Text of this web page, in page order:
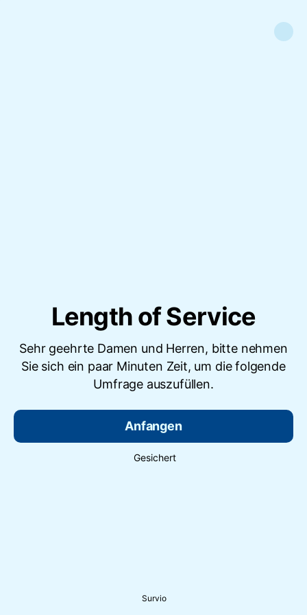
Length of Service
Sehr geehrte Damen und Herren, bitte nehmen
Sie sich ein paar Minuten Zeit, um die folgende
Umfrage auszufüllen.
Anfangen
Gesichert
Survio